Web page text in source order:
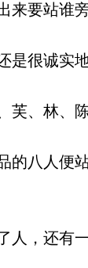
要站谁旁
很诚实地
、林、陈
八人便站
，还有一